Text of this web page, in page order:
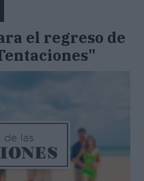
el regreso de